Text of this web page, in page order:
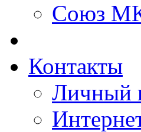
Союз
Контакты
Личный